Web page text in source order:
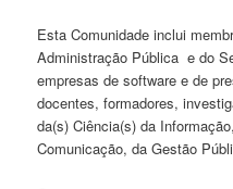
Esta Comunidade inclui
Administração Pública e do
empresas de software e de
docentes, formadores,
da(s) Ciência(s) da
Comunicação, da Gestão